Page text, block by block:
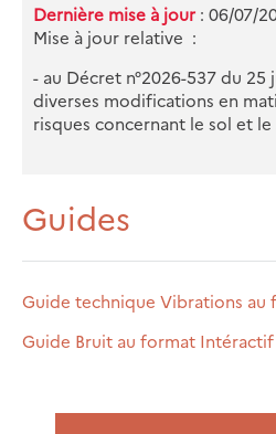
Dernière mise à jour : 06/07/
Mise à jour relative :
- au Décret n°2026-537 du
diverses modifications en
risques concernant le sol et le
Guides
Guide technique Vibrations au
Guide Bruit au format Intéractif